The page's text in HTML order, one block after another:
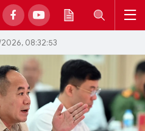
08:32:53